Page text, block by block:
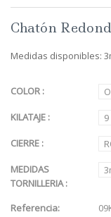
Chatón
Medidas disponibles:
COLOR :
KILATAJE :
CIERRE :
MEDIDAS
TORNILLERIA :
Referencia: